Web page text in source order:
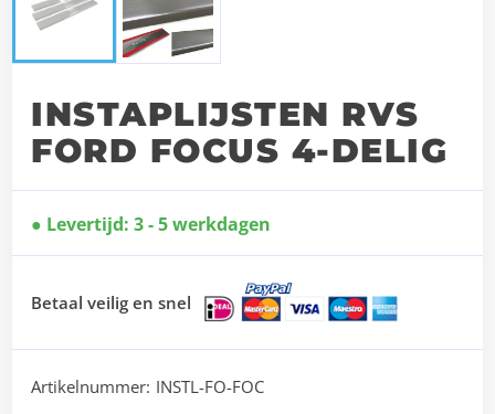
INSTAPLIJSTEN RVS
FORD FOCUS 4-DELIG
Levertijd: 3 - 5 werkdagen
Betaal veilig en snel
Artikelnummer: INSTL-FO-FOC